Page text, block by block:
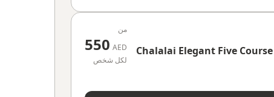
Chalalai Elegant Five
من
550 AED
لكل شخص